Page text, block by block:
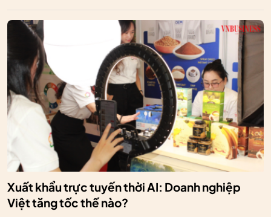
Xuất khẩu trực tuyến thời AI: Doanh nghiệp
Việt tăng tốc thế nào?